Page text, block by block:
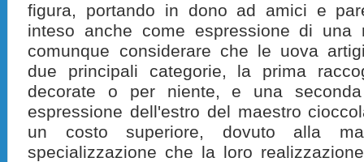
figura, portando in dono ad amici e
inteso anche come espressione di una
comunque considerare che le uova
due principali categorie, la prima
decorate o per niente, e una
espressione dell'estro del maestro
un costo superiore, dovuto alla
specializzazione che la loro